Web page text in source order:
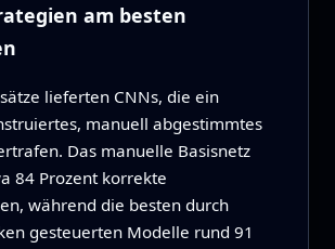
am besten
lieferten CNNs, die ein
manuell abgestimmtes
Das manuelle Basisnetz
84 Prozent korrekte
während die besten durch
gesteuerten Modelle rund 91